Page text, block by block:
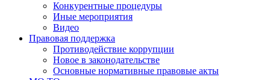
Конкурентные процедуры
Иные мероприятия
Видео
Правовая поддержка
Противодействие коррупции
Новое в законодательстве
Основные нормативные правовые акты